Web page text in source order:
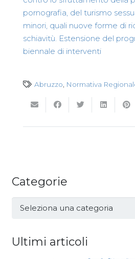
pornografia, del turismo
minori, quali nuove forme di
schiavitù. Estensione del
biennale di interventi
Abruzzo Normativa
Categorie
Categorie
Ultimi articoli